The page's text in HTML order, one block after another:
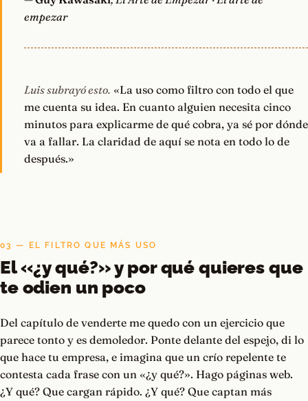
empezar
Luis subrayó esto. «La uso como filtro con todo el que
me cuenta su idea. En cuanto alguien necesita cinco
minutos para explicarme de qué cobra, ya sé por dónde
va a fallar. La claridad de aquí se nota en todo lo de
después.»
03 — EL FILTRO QUE MÁS USO
El «¿y qué?» y por qué quieres que
te odien un poco
Del capítulo de venderte me quedo con un ejercicio que
parece tonto y es demoledor. Ponte delante del espejo, di lo
que hace tu empresa, e imagina que un crío repelente te
contesta cada frase con un «¿y qué?». Hago páginas web.
¿Y qué? Que cargan rápido. ¿Y qué? Que captan más